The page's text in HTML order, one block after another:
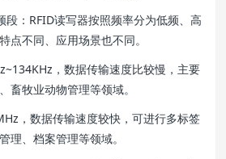
段：RFID读写器按照频率分为低频、高
点不同、应用场景也不同。
，数据传输速度比较慢，主要
畜牧业动物管理等领域。
，数据传输速度较快，可进行多标签
理、档案管理等领域。